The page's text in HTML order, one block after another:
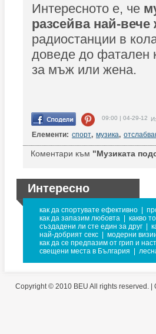
Интересното е, че
разсейва най-вече
радиостанции в
доведе до фатален
за мъж или жена.
09:00 | 04-29-12
Елементи: спорт, музика,
Коментари към "Музиката
Интересно
как да спортувате ефективно
как да запазим любовта
какво
създадени ли сте един за друг
най-добрият секс
модерни
как да се предпазим от грип и
свещени места в България
Copyright © 2010 BEU All rights reserved. |